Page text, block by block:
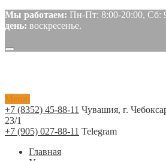
Мы работаем: Пн-Пт: 8:00-20:00, Сб:
день: воскресенье.
Меню
+7 (8352) 45-88-11 Чувашия, г.
23/1
+7 (905) 027-88-11 Telegram
Главная